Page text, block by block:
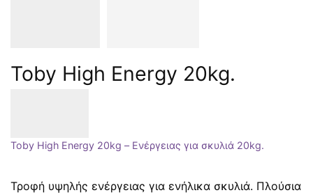
Toby High Energy 20kg.
Toby High Energy 20kg – Ενέργειας για σκυλιά 20kg.
Τροφή υψηλής ενέργειας για ενήλικα σκυλιά. Πλούσια